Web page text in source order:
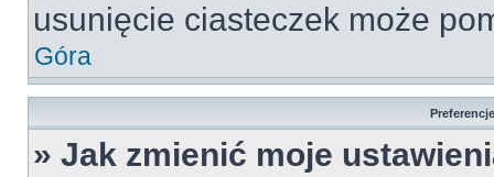
usunięcie ciasteczek może
Góra
» Jak zmienić moje